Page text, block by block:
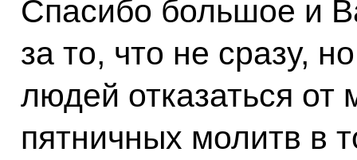
Спасибо большое и
за то, что не сразу,
людей отказаться от
пятничных молитв в